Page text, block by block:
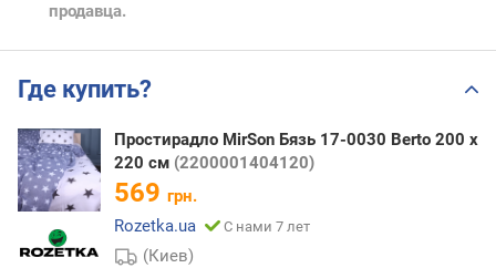
продавца.
Где купить?
Простирадло MirSon Бязь 17-0030 Berto 200 х
220 см (2200001404120)
569 грн.
Rozetka.ua
С нами 7 лет
(Киев)